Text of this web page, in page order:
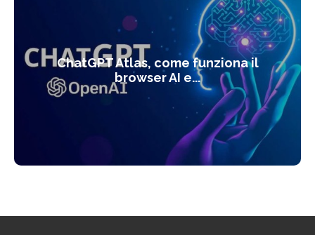
ChatGPT Atlas, come funziona il
browser AI e...